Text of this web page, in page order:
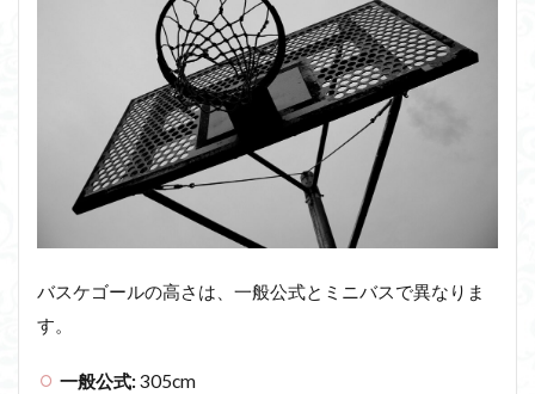
バスケゴールの高さは、一般公式とミニバスで異なりま
す。
一般公式: 305cm